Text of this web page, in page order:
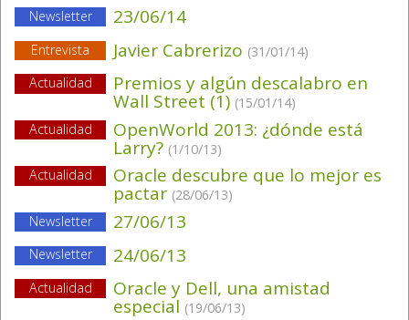
Newsletter
23/06/14
Entrevista Javier Cabrerizo (31/01/14)
Actualidad
Premios y algún descalabro en
Wall Street (1) (15/01/14)
Actualidad
OpenWorld 2013: ¿dónde está
Larry? (1/10/13)
Actualidad
Oracle descubre que lo mejor es
pactar (28/06/13)
Newsletter
27/06/13
Newsletter 24/06/13
Actualidad Oracle y Dell, una amistad
especial (19/06/13)